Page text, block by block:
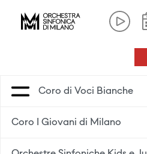
Coro di Voci Bianche
Coro I Giovani di Milano